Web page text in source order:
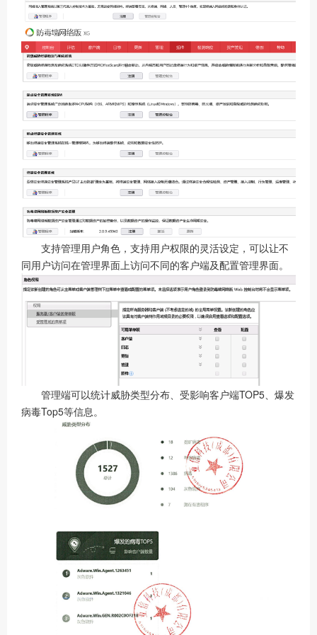
支持管理用户角色，支持用户权限的灵活设定，可以让不
同用户访问在管理界面上访问不同的客户端及配置管理界面。
管理端可以统计威胁类型分布、受影响客户端TOP5、爆发
病毒Top5等信息。